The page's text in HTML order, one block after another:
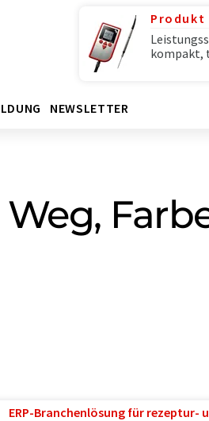
Produkt
kompakt,
NEWSLETTER
ERP-Branchenlösung für rezeptur-